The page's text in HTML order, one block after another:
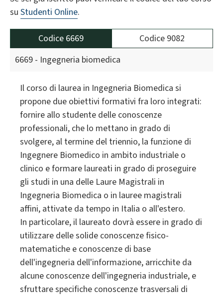
su Studenti Online.
Codice 6669
Codice 9082
6669 - Ingegneria biomedica
Il corso di laurea in Ingegneria Biomedica si
propone due obiettivi formativi fra loro integrati:
fornire allo studente delle conoscenze
professionali, che lo mettano in grado di
svolgere, al termine del triennio, la funzione di
Ingegnere Biomedico in ambito industriale o
clinico e formare laureati in grado di proseguire
gli studi in una delle Laure Magistrali in
Ingegneria Biomedica o in lauree magistrali
affini, attivate da tempo in Italia o all'estero.
In particolare, il laureato dovrà essere in grado di
utilizzare delle solide conoscenze fisico-
matematiche e conoscenze di base
dell'ingegneria dell'informazione, arricchite da
alcune conoscenze dell'ingegneria industriale, e
sfruttare specifiche conoscenze trasversali di